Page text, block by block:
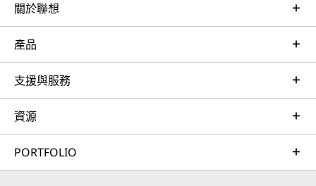
關於聯想
產品
支援與服務
資源
PORTFOLIO